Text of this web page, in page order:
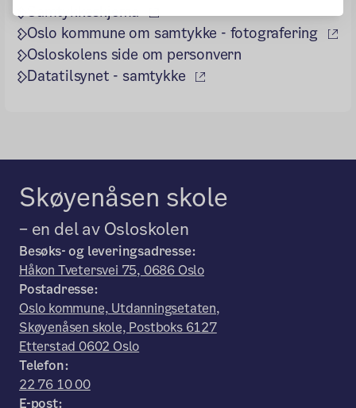
Samtykkeskjema
(ekstern lenke)
Oslo kommune om samtykke - fotografering
Osloskolens side om personvern
Datatilsynet - samtykke
(ekstern lenke)
Skøyenåsen skole
– en del av Osloskolen
Besøks- og leveringsadresse:
Håkon Tvetersvei 75, 0686 Oslo
Postadresse:
Oslo kommune, Utdanningsetaten,
Skøyenåsen skole, Postboks 6127
Etterstad 0602 Oslo
Telefon:
22 76 10 00
E-post: